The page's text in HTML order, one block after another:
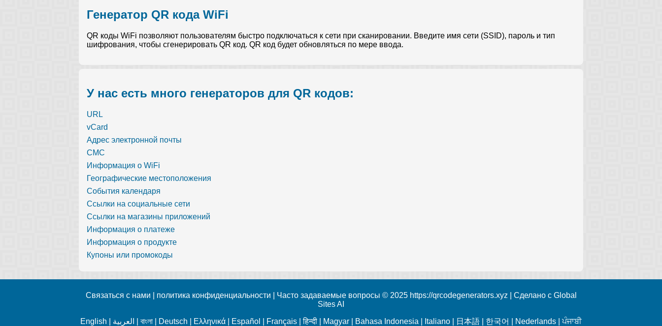
Генератор QR кода WiFi
QR коды WiFi позволяют пользователям быстро подключаться к сети при сканировании. Введите имя сети (SSID), пароль и тип
шифрования, чтобы сгенерировать QR код. QR код будет обновляться по мере ввода.
У нас есть много генераторов для QR кодов:
URL
vCard
Адрес электронной почты
СМС
Информация о WiFi
Географические местоположения
События календаря
Ссылки на социальные сети
Ссылки на магазины приложений
Информация о платеже
Информация о продукте
Купоны или промокоды
Связаться с нами политика конфиденциальности Часто задаваемые вопросы © 2025 https://qrcodegenerators.xyz | Сделано с Global
Sites AI
English العربية বাংলা Deutsch Ελληνικά Español Français |हिन्दी Magyar Bahasa Indonesia Italiano 日本語 한국어 Nederlands |ਪੰਜਾਬੀ